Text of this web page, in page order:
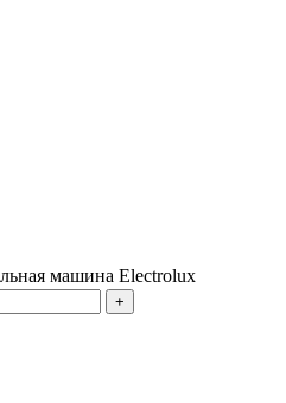
машина Electrolux